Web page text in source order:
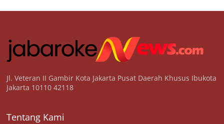
Jl. Veteran II Gambir Kota Jakarta Pusat Daerah Khusus Ibukota
Jakarta 10110 42118
Tentang Kami